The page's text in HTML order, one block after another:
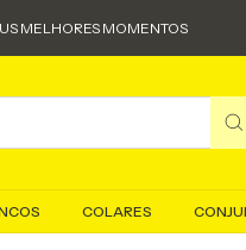
MELHORES MOMENTOS
COLARES